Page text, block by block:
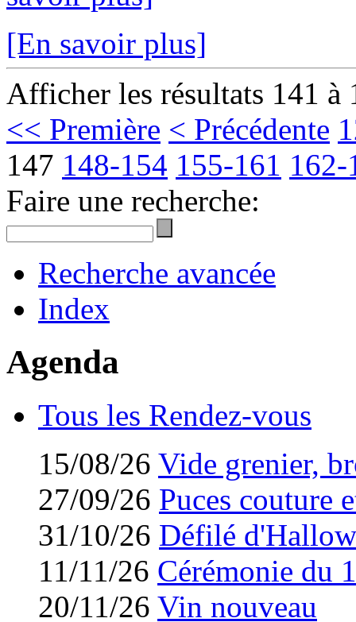
[En savoir plus]
Afficher les résultats 141 à
<< Première < Précédente
147 148-154 155-161 162-
Faire une recherche:
Recherche avancée
Index
Agenda
Tous les Rendez-vous
15/08/26 Vide grenier,
27/09/26 Puces couture
31/10/26 Défilé
11/11/26 Cérémonie du
20/11/26 Vin nouveau